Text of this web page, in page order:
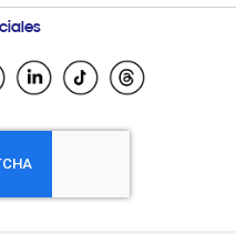
Compra
Rica